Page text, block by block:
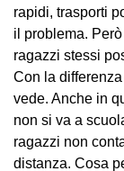
rapidi, trasporti
il problema.
ragazzi stessi
Con la
vede. Anche in
non si va a
ragazzi non
distanza. Cosa